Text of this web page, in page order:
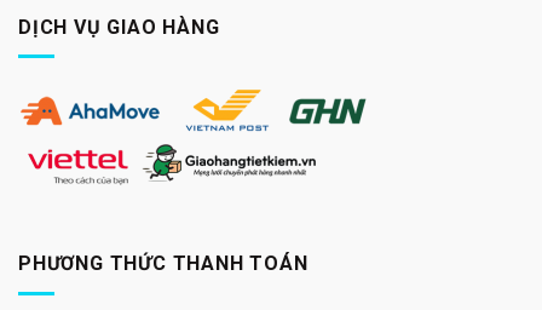
DỊCH VỤ GIAO HÀNG
PHƯƠNG THỨC THANH TOÁN